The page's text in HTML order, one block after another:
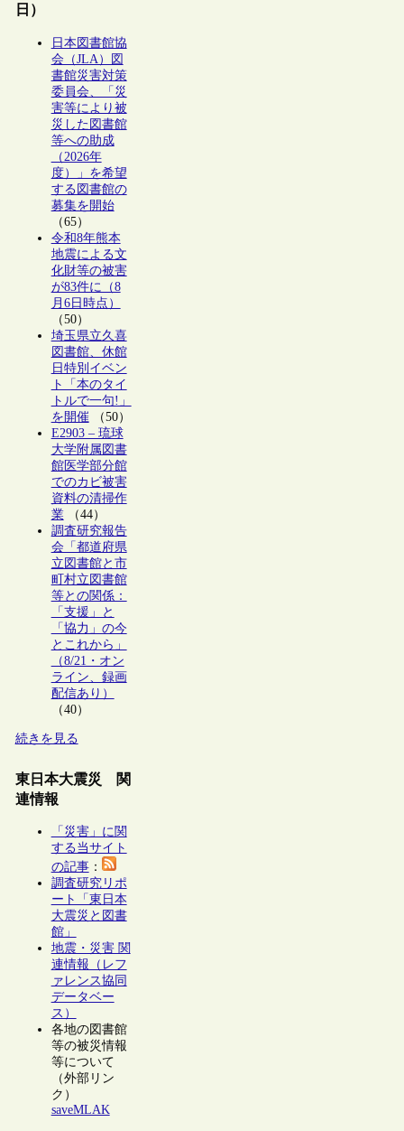
日）
日本図書館協
会（JLA）図
書館災害対策
委員会、「災
害等により被
災した図書館
等への助成
（2026年
度）」を希望
する図書館の
募集を開始
（65）
令和8年熊本
地震による文
化財等の被害
が83件に（8
月6日時点）
（50）
埼玉県立久喜
図書館、休館
日特別イベン
ト「本のタイ
トルで一句!」
を開催（50）
E2903 – 琉球
大学附属図書
館医学部分館
でのカビ被害
資料の清掃作
業（44）
調査研究報告
会「都道府県
立図書館と市
町村立図書館
等との関係：
「支援」と
「協力」の今
とこれから」
（8/21・オン
ライン、録画
配信あり）
（40）
続きを見る
東日本大震災 関
連情報
「災害」に関
する当サイト
の記事：
調査研究リポ
ート「東日本
大震災と図書
館」
地震・災害 関
連情報（レフ
ァレンス協同
データベー
ス）
各地の図書館
等の被災情報
等について
（外部リン
ク）
saveMLAK